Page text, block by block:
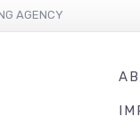
AGENCY